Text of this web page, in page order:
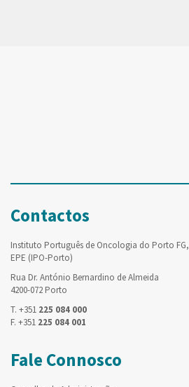
Contactos
Instituto Português de Oncologia do Porto FG,
EPE (IPO-Porto)
Rua Dr. António Bernardino de Almeida
4200-072 Porto
T. +351 225 084 000
F. +351 225 084 001
Fale Connosco